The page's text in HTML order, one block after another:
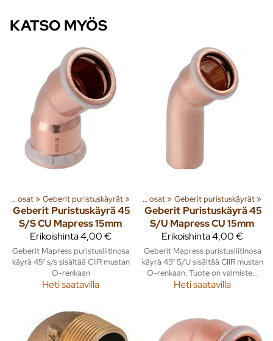
KATSO MYÖS
Kupariputket ja osat‪» Geberit puristuskäyrät‪»
Geberit Puristuskäyrä 45
S/S CU Mapress 15mm
Erikoishinta4,00 €
Geberit Mapress puristusliitinosa
käyrä 45° s/s sisältää CIIR mustan
O-renkaan
Heti saatavilla
‪»Putket ja liittimet‪» Kupariputket ja osat‪» Geberit puristuskäyrät‪»
Geberit Puristuskäyrä 45
S/U Mapress CU 15mm
Erikoishinta4,00 €
Geberit Mapress puristusliitinosa
käyrä 45° S/U sisältää CIIR mustan
O-renkaan. Tuote on valmiste...
Heti saatavilla